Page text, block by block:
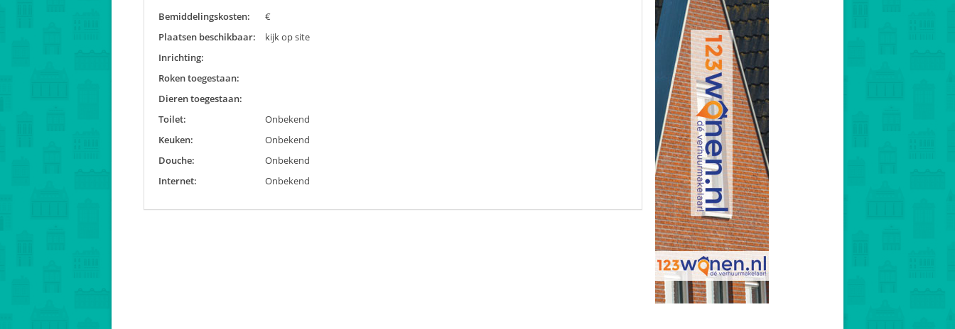
Bemiddelingskosten:
€
Plaatsen beschikbaar:
kijk op site
Inrichting:
Roken toegestaan:
Dieren toegestaan:
Toilet:
Onbekend
Keuken:
Onbekend
Douche:
Onbekend
Internet:
Onbekend